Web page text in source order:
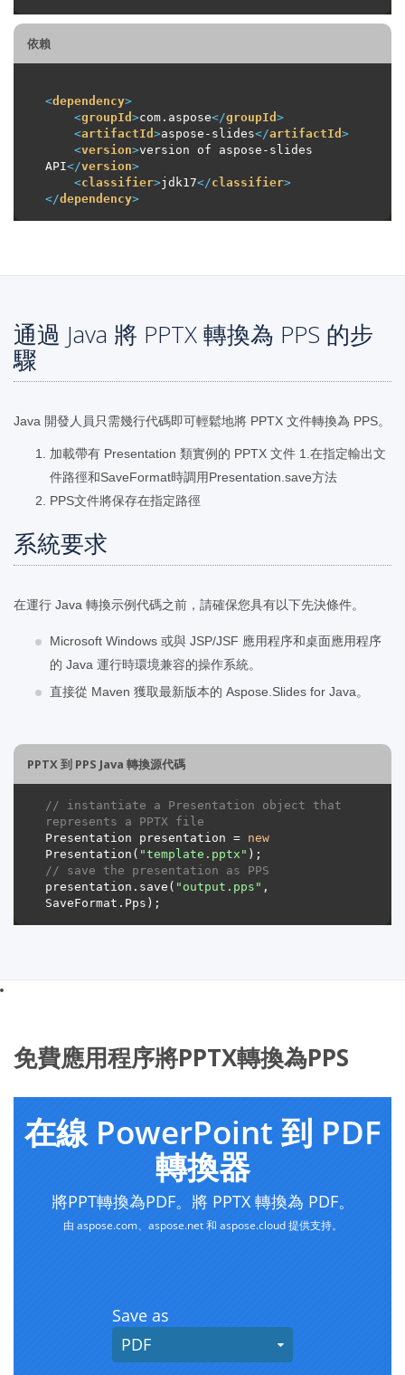
依賴
<dependency>
<groupId >com.aspose</groupId >
<artifactId >aspose-slides</artifactId >
<version>version of aspose-slides
API</version>
<classifier>jdk17</classifier>
</dependency>
通過 Java 將 PPTX 轉換為 PPS 的步
驟
Java 開發人員只需幾行代碼即可輕鬆地將 PPTX 文件轉換為 PPS。
加載帶有 Presentation 類實例的 PPTX 文件 1.在指定輸出文
件路徑和SaveFormat時調用Presentation.save方法
PPS文件將保存在指定路徑
系統要求
在運行 Java 轉換示例代碼之前，請確保您具有以下先決條件。
Microsoft Windows 或與 JSP/JSF 應用程序和桌面應用程序
的 Java 運行時環境兼容的操作系統。
直接從 Maven 獲取最新版本的 Aspose.Slides for Java。
PPTX 到 PPS Java 轉換源代碼
// instantiate a Presentation object that
represents a PPTX file
Presentation presentation = new
Presentation( "template.pptx"
// save the presentation as PPS
presentation.save( "output.pps" ,
免費應用程序將PPTX轉換為PPS